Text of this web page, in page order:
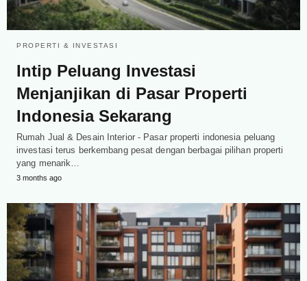
PROPERTI & INVESTASI
Intip Peluang Investasi
Menjanjikan di Pasar Properti
Indonesia Sekarang
Rumah Jual & Desain Interior - Pasar properti indonesia peluang
investasi terus berkembang pesat dengan berbagai pilihan properti
yang menarik…
3 months ago